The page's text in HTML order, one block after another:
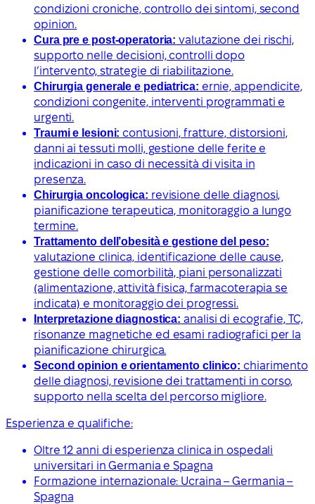
condizioni croniche, controllo dei sintomi, second
opinion.
Cura pre e post-operatoria: valutazione dei rischi,
supporto nelle decisioni, controlli dopo
l’intervento, strategie di riabilitazione.
Chirurgia generale e pediatrica: ernie, appendicite,
condizioni congenite, interventi programmati e
urgenti.
Traumi e lesioni: contusioni, fratture, distorsioni,
danni ai tessuti molli, gestione delle ferite e
indicazioni in caso di necessità di visita in
presenza.
Chirurgia oncologica: revisione delle diagnosi,
pianificazione terapeutica, monitoraggio a lungo
termine.
Trattamento dell’obesità e gestione del peso:
valutazione clinica, identificazione delle cause,
gestione delle comorbilità, piani personalizzati
(alimentazione, attività fisica, farmacoterapia se
indicata) e monitoraggio dei progressi.
Interpretazione diagnostica: analisi di ecografie, TC,
risonanze magnetiche ed esami radiografici per la
pianificazione chirurgica.
Second opinion e orientamento clinico: chiarimento
delle diagnosi, revisione dei trattamenti in corso,
supporto nella scelta del percorso migliore.
Esperienza e qualifiche:
Oltre 12 anni di esperienza clinica in ospedali
universitari in Germania e Spagna
Formazione internazionale: Ucraina – Germania –
Spagna